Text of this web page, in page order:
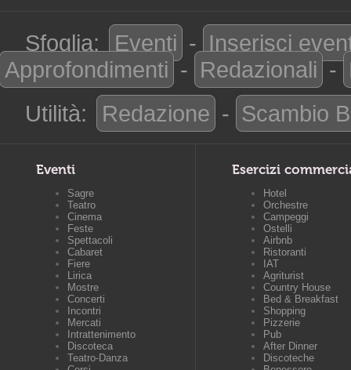
Sfoglia: Eventi - Inserisci
Approfondimenti - Redazionali -
Utilità:
Redazione - Scambio
Eventi
Sagre
Teatro
Cinema
Feste
Spettacoli
Cabaret
Fiere
Lirica
Mostre
Concerti
Incontri
Mercati
Intrattenimento
Discoteca
Teatro-Danza
Esercizi
Hotel
Orchestre
Campeggi
Ostelli
Airbnb
Ristoranti
IAT
Agriturist
Country House
Bed & Breakfast
Shopping
Pizzerie
Pub
After Dinner
Discoteche